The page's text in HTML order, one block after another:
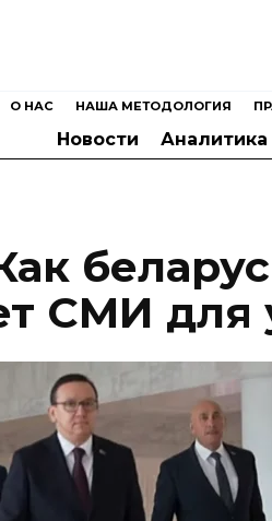
О НАС НАША МЕТОДОЛОГИЯ
Новости Аналитика
СМИ